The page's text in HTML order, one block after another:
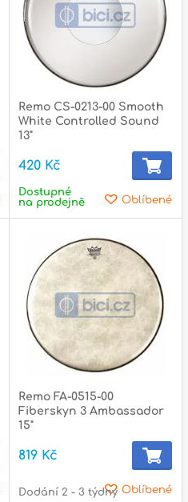
Remo CS-0213-00 Smooth
White Controlled Sound
13"
420 Kč
Oblíbené
Dostupné
na prodejně
Remo FA-0515-00
Fiberskyn 3 Ambassador
15"
819 Kč
Oblíbené
Dodání 2 - 3 týdny